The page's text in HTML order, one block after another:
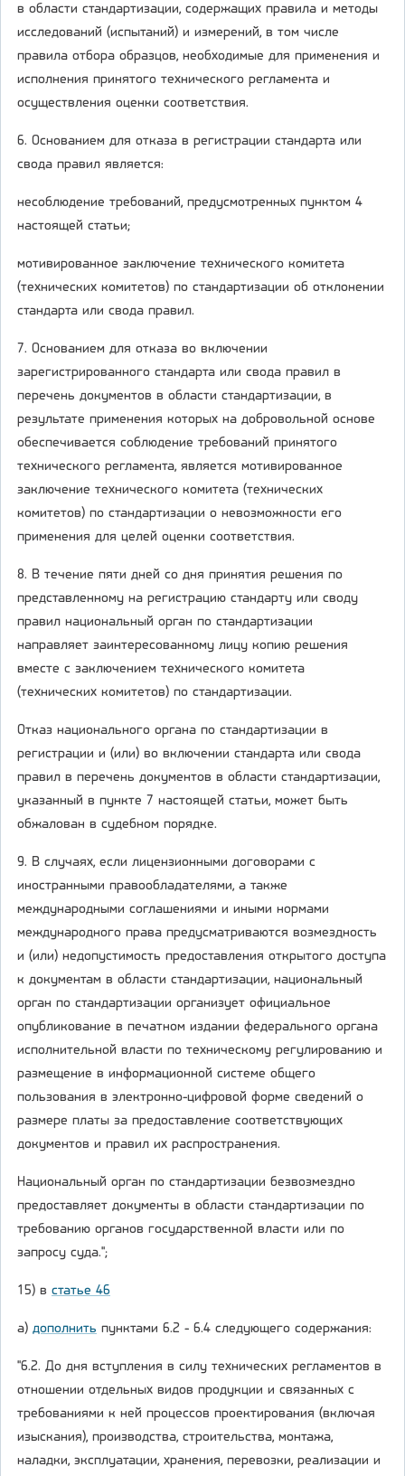
в области стандартизации, содержащих правила и методы
исследований (испытаний) и измерений, в том числе
правила отбора образцов, необходимые для применения и
исполнения принятого технического регламента и
осуществления оценки соответствия.
6. Основанием для отказа в регистрации стандарта или
свода правил является:
несоблюдение требований, предусмотренных пунктом 4
настоящей статьи;
мотивированное заключение технического комитета
(технических комитетов) по стандартизации об отклонении
стандарта или свода правил.
7. Основанием для отказа во включении
зарегистрированного стандарта или свода правил в
перечень документов в области стандартизации, в
результате применения которых на добровольной основе
обеспечивается соблюдение требований принятого
технического регламента, является мотивированное
заключение технического комитета (технических
комитетов) по стандартизации о невозможности его
применения для целей оценки соответствия.
8. В течение пяти дней со дня принятия решения по
представленному на регистрацию стандарту или своду
правил национальный орган по стандартизации
направляет заинтересованному лицу копию решения
вместе с заключением технического комитета
(технических комитетов) по стандартизации.
Отказ национального органа по стандартизации в
регистрации и (или) во включении стандарта или свода
правил в перечень документов в области стандартизации,
указанный в пункте 7 настоящей статьи, может быть
обжалован в судебном порядке.
9. В случаях, если лицензионными договорами с
иностранными правообладателями, а также
международными соглашениями и иными нормами
международного права предусматриваются возмездность
и (или) недопустимость предоставления открытого доступа
к документам в области стандартизации, национальный
орган по стандартизации организует официальное
опубликование в печатном издании федерального органа
исполнительной власти по техническому регулированию и
размещение в информационной системе общего
пользования в электронно-цифровой форме сведений о
размере платы за предоставление соответствующих
документов и правил их распространения.
Национальный орган по стандартизации безвозмездно
предоставляет документы в области стандартизации по
требованию органов государственной власти или по
запросу суда.";
15) в статье 46
а) дополнить пунктами 6.2 - 6.4 следующего содержания:
"6.2. До дня вступления в силу технических регламентов в
отношении отдельных видов продукции и связанных с
требованиями к ней процессов проектирования (включая
изыскания), производства, строительства, монтажа,
наладки, эксплуатации, хранения, перевозки, реализации и